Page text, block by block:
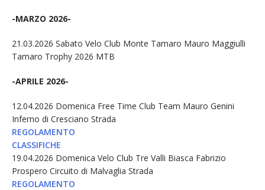
-MARZO 2026-
21.03.2026 Sabato Velo Club Monte Tamaro Mauro Maggiulli
Tamaro Trophy 2026 MTB
-APRILE 2026-
12.04.2026 Domenica Free Time Club Team Mauro Genini
Inferno di Cresciano Strada
REGOLAMENTO
CLASSIFICHE
19.04.2026 Domenica Velo Club Tre Valli Biasca Fabrizio
Prospero Circuito di Malvaglia Strada
REGOLAMENTO